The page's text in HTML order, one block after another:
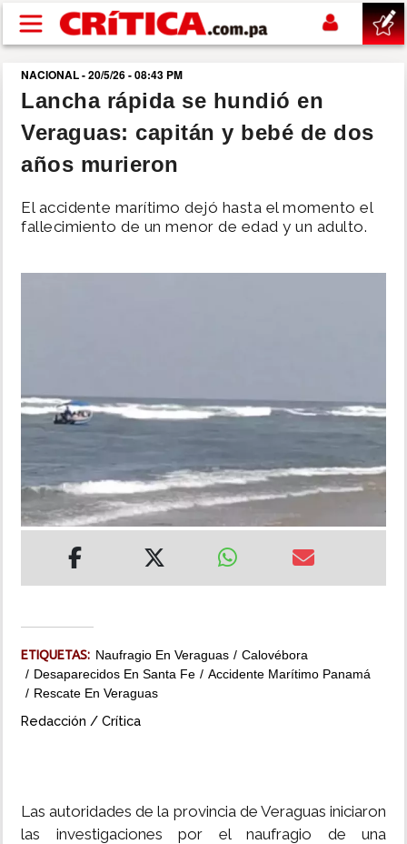
Pasar al contenido principal
buscar
SUCESOS
POLÍTICA
MULTIMEDIA
NACIONAL - 20/5/26 - 08:43 PM
Lancha rápida se hundió en
Veraguas: capitán y bebé de dos
años murieron
El accidente marítimo dejó hasta el momento el
fallecimiento de un menor de edad y un adulto.
ETIQUETAS: Naufragio En Veraguas
Calovébora
Desaparecidos En Santa Fe
Accidente Marítimo Panamá
Rescate En Veraguas
Redacción / Crítica
Las autoridades de la provincia de Veraguas iniciaron
las investigaciones por el naufragio de una